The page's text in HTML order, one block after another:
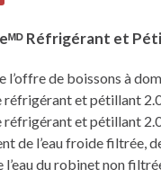
Réfrigérant et
l’offre de boissons à
réfrigérant et pétillant
réfrigérant et pétillant
de l’eau froide filtrée,
l’eau du robinet non